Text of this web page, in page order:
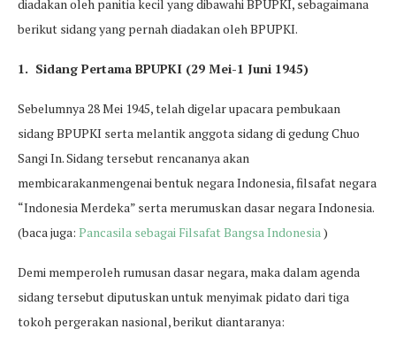
diadakan oleh panitia kecil yang dibawahi BPUPKI, sebagaimana
berikut sidang yang pernah diadakan oleh BPUPKI.
1. Sidang Pertama BPUPKI (29 Mei-1 Juni 1945)
Sebelumnya 28 Mei 1945, telah digelar upacara pembukaan
sidang BPUPKI serta melantik anggota sidang di gedung Chuo
Sangi In. Sidang tersebut rencananya akan
membicarakanmengenai bentuk negara Indonesia, filsafat negara
“Indonesia Merdeka” serta merumuskan dasar negara Indonesia.
(baca juga: Pancasila sebagai Filsafat Bangsa Indonesia)
Demi memperoleh rumusan dasar negara, maka dalam agenda
sidang tersebut diputuskan untuk menyimak pidato dari tiga
tokoh pergerakan nasional, berikut diantaranya: